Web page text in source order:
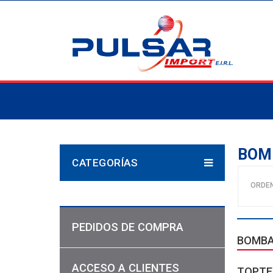
CATEGORÍAS
PEDIDOS DE COMPRA
ACCESO A CLIENTES